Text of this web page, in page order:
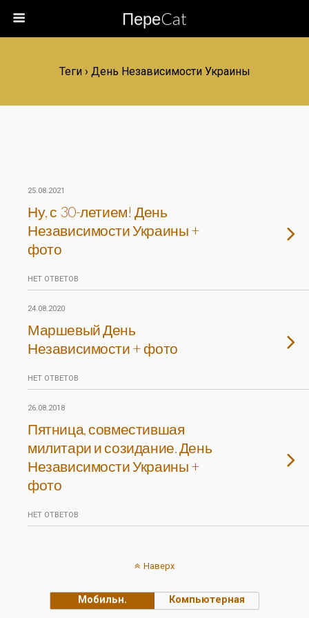
ПереCat
Теги › День Независимости Украины
25.08.2021
Ну, с 30-летием! День
Независимости Украины +
фото
НЕТ ОТВЕТОВ
24.08.2020
Маршевый День
Независимости + фото
НЕТ ОТВЕТОВ
26.08.2018
Пятница, совместившая
милитари и созидание. День
Независимости Украины +
фото
НЕТ ОТВЕТОВ
Наверх
Мобильн. Компьютерная